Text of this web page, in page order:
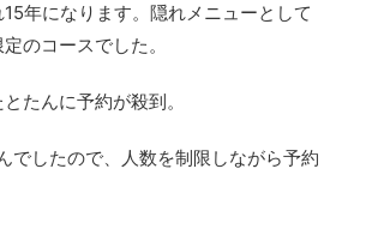
年になります。隠れメニューとして
のコースでした。
たんに予約が殺到。
でしたので、人数を制限しながら予約